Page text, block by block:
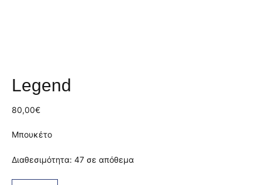
Legend
80,00€
Μπουκέτο
Διαθεσιμότητα: 47 σε απόθεμα